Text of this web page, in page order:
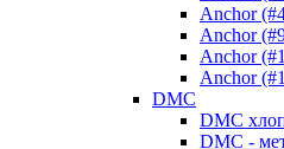
Anchor
Anchor
Anchor
Anchor
DMC
DMC
DMC -